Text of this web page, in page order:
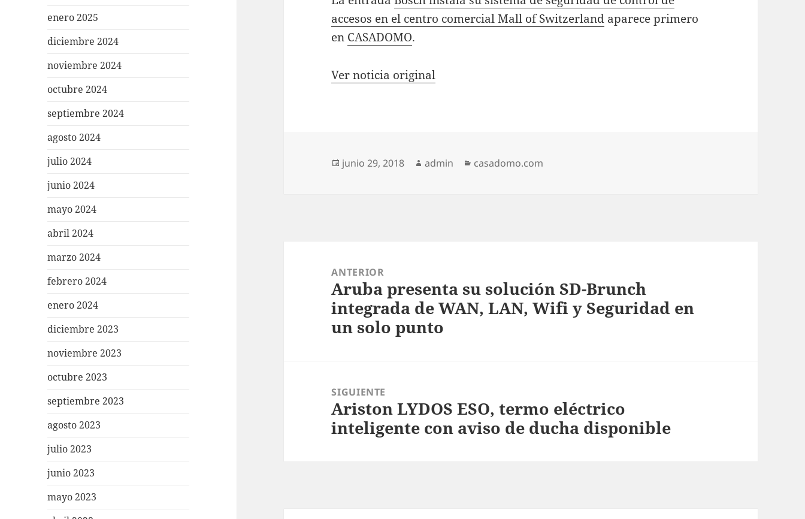
enero 2025
diciembre 2024
noviembre 2024
octubre 2024
septiembre 2024
agosto 2024
julio 2024
junio 2024
mayo 2024
abril 2024
marzo 2024
febrero 2024
enero 2024
diciembre 2023
noviembre 2023
octubre 2023
septiembre 2023
agosto 2023
julio 2023
junio 2023
mayo 2023
accesos en el centro comercial Mall of Switzerland aparece primero
en CASADOMO.
Ver noticia original
Publicado
junio 29, 2018 Autor
admin Categorías
casadomo.com
entradas
ANTERIOR
Entrada
anterior:
Aruba presenta su solución SD-Brunch
integrada de WAN, LAN, Wifi y Seguridad en
un solo punto
SIGUIENTE
Entrada
siguiente:
Ariston LYDOS ESO, termo eléctrico
inteligente con aviso de ducha disponible